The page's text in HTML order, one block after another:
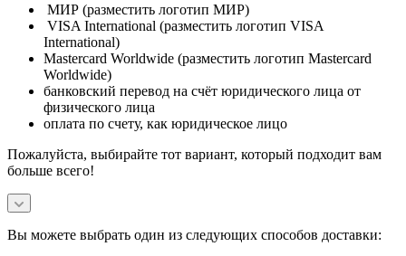
МИР (разместить логотип МИР)
VISA International (разместить логотип VISA
International)
Mastercard Worldwide (разместить логотип Mastercard
Worldwide)
банковский перевод на счёт юридического лица от
физического лица
оплата по счету, как юридическое лицо
Пожалуйста, выбирайте тот вариант, который подходит вам
больше всего!
Вы можете выбрать один из следующих способов доставки: